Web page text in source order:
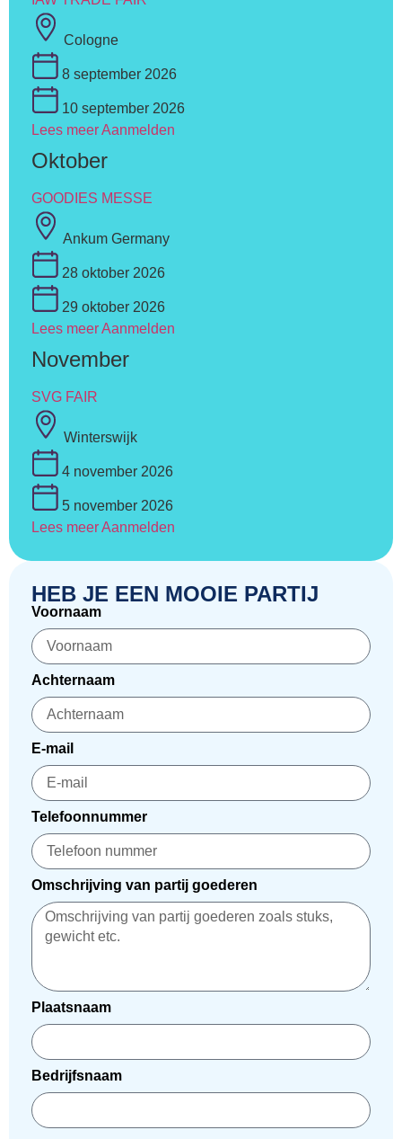
Cologne
8 september 2026
10 september 2026
Lees meerAanmelden
Oktober
GOODIES MESSE
Ankum Germany
28 oktober 2026
29 oktober 2026
Lees meerAanmelden
November
SVG FAIR
Winterswijk
4 november 2026
5 november 2026
Lees meerAanmelden
HEB JE EEN MOOIE PARTIJ
Voornaam
Achternaam
E-mail
Telefoonnummer
Omschrijving van partij goederen
Plaatsnaam
Bedrijfsnaam